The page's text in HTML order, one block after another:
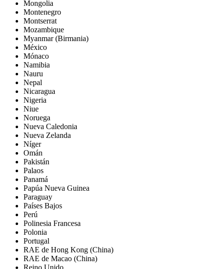
Mongolia
Montenegro
Montserrat
Mozambique
Myanmar (Birmania)
México
Mónaco
Namibia
Nauru
Nepal
Nicaragua
Nigeria
Niue
Noruega
Nueva Caledonia
Nueva Zelanda
Níger
Omán
Pakistán
Palaos
Panamá
Papúa Nueva Guinea
Paraguay
Países Bajos
Perú
Polinesia Francesa
Polonia
Portugal
RAE de Hong Kong (China)
RAE de Macao (China)
Reino Unido